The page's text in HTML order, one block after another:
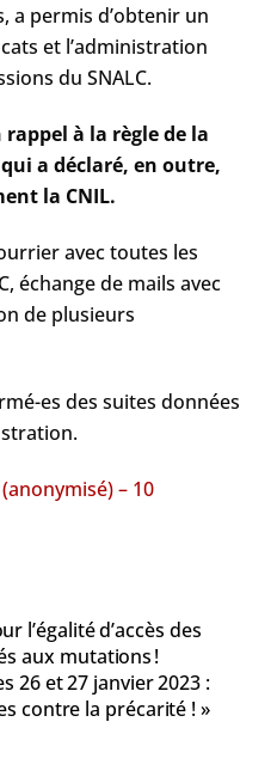
a permis d’obtenir un
et l’administration
du SNALC.
rappel à la règle de la
a déclaré, en outre,
la CNIL.
avec toutes les
échange de mails avec
de plusieurs
es des suites données
– 10
l’égalité d’accès des
aux mutations !
26 et 27 janvier 2023 :
contre la précarité ! »